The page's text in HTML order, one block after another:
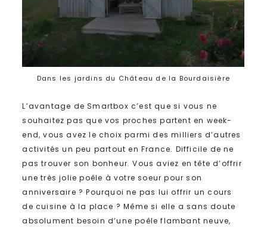
Dans les jardins du Château de la Bourdaisière
L’avantage de Smartbox c’est que si vous ne
souhaitez pas que vos proches partent en week-
end, vous avez le choix parmi des milliers d’autres
activités un peu partout en France. Difficile de ne
pas trouver son bonheur. Vous aviez en tête d’offrir
une très jolie poêle à votre soeur pour son
anniversaire ? Pourquoi ne pas lui offrir un cours
de cuisine à la place ? Même si elle a sans doute
absolument besoin d’une poêle flambant neuve,